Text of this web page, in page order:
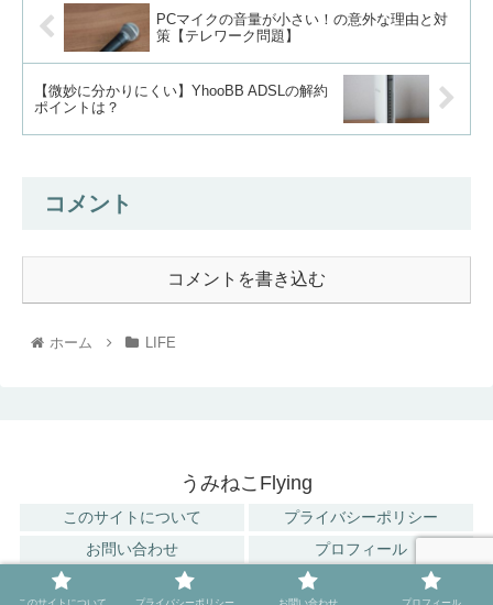
PCマイクの音量が小さい！の意外な理由と対
策【テレワーク問題】
【微妙に分かりにくい】YhooBB ADSLの解約
ポイントは？
コメント
コメントを書き込む
ホーム LIFE
うみねこFlying
このサイトについて
プライバシーポリシー
お問い合わせ
プロフィール
Copyright © 2018 うみねこFlying All Rights Reserved.
このサイトについて プライバシーポリシー お問い合わせ プロフィール